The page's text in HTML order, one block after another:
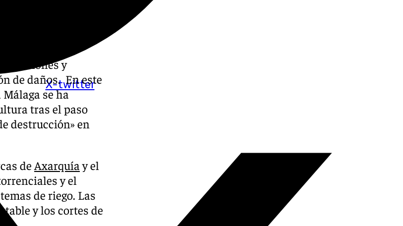
X-twitter
y
de daños. En este
se ha
tras el paso
destrucción» en
de Axarquía y el
y el
de riego. Las
y los cortes de